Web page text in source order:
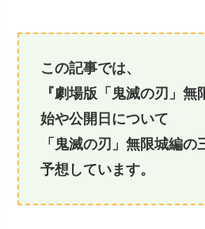
この記事では、
『劇場版「鬼滅の刃」無
始や公開日について
「鬼滅の刃」無限城編
予想しています。